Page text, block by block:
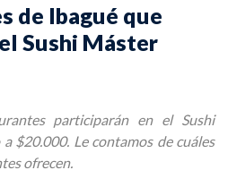
de Ibagué que
Sushi Máster
participarán en el Sushi
$20.000. Le contamos de cuáles
ofrecen.